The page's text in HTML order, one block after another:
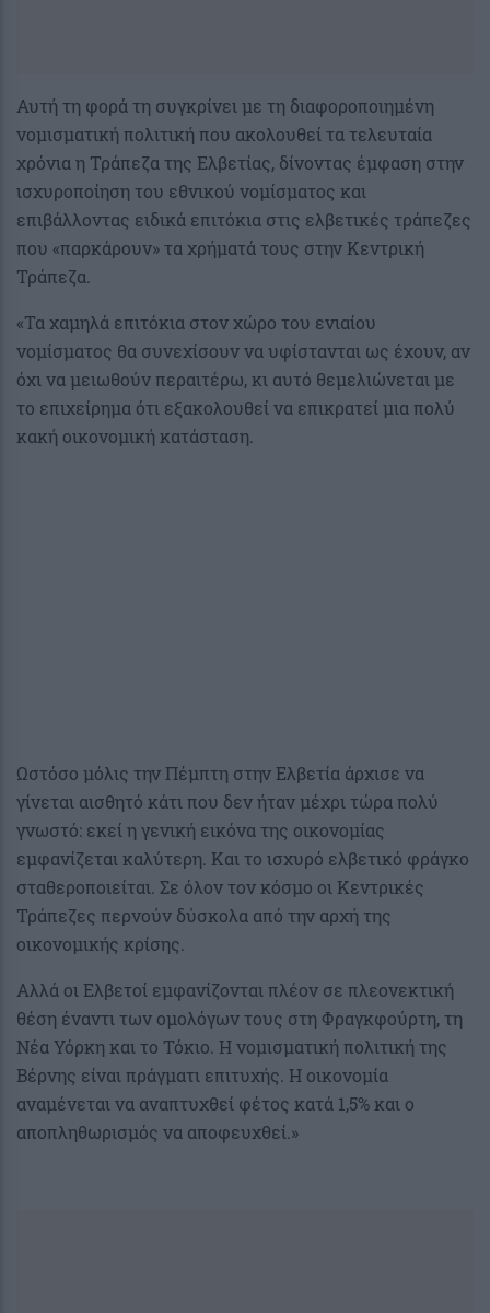
Αυτή τη φορά τη συγκρίνει με τη διαφοροποιημένη
νομισματική πολιτική που ακολουθεί τα τελευταία
χρόνια η Τράπεζα της Ελβετίας, δίνοντας έμφαση στην
ισχυροποίηση του εθνικού νομίσματος και
επιβάλλοντας ειδικά επιτόκια στις ελβετικές τράπεζες
που «παρκάρουν» τα χρήματά τους στην Κεντρική
Τράπεζα.
«Τα χαμηλά επιτόκια στον χώρο του ενιαίου
νομίσματος θα συνεχίσουν να υφίστανται ως έχουν, αν
όχι να μειωθούν περαιτέρω, κι αυτό θεμελιώνεται με
το επιχείρημα ότι εξακολουθεί να επικρατεί μια πολύ
κακή οικονομική κατάσταση.
Ωστόσο μόλις την Πέμπτη στην Ελβετία άρχισε να
γίνεται αισθητό κάτι που δεν ήταν μέχρι τώρα πολύ
γνωστό: εκεί η γενική εικόνα της οικονομίας
εμφανίζεται καλύτερη. Και το ισχυρό ελβετικό φράγκο
σταθεροποιείται. Σε όλον τον κόσμο οι Κεντρικές
Τράπεζες περνούν δύσκολα από την αρχή της
οικονομικής κρίσης.
Αλλά οι Ελβετοί εμφανίζονται πλέον σε πλεονεκτική
θέση έναντι των ομολόγων τους στη Φραγκφούρτη, τη
Νέα Υόρκη και το Τόκιο. Η νομισματική πολιτική της
Βέρνης είναι πράγματι επιτυχής. H oικονομία
αναμένεται να αναπτυχθεί φέτος κατά 1,5% και ο
αποπληθωρισμός να αποφευχθεί.»